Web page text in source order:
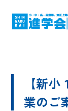
【新
業のご